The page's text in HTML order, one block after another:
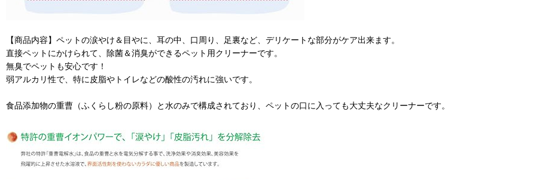
【商品内容】ペットの涙やけ＆目やに、耳の中、口周り、足裏など、デリケートな部分がケア出来ます。
直接ペットにかけられて、除菌＆消臭ができるペット用クリーナーです。
無臭でペットも安心です！
弱アルカリ性で、特に皮脂やトイレなどの酸性の汚れに強いです。
食品添加物の重曹（ふくらし粉の原料）と水のみで構成されており、ペットの口に入っても大丈夫なクリーナーです。